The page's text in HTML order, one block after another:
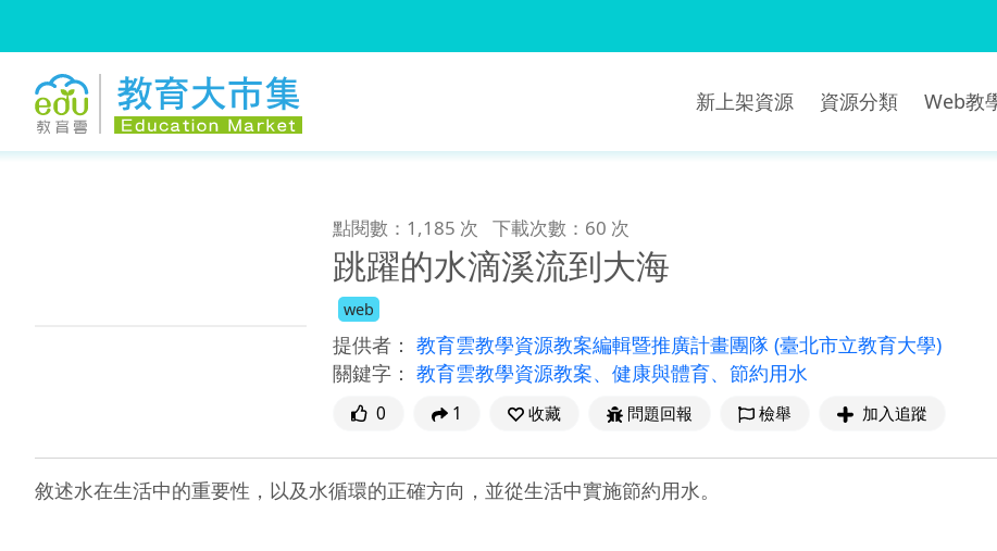
新上架資源 資源分類 Web教
點閱數：1,185 次 下載次數：60 次
跳躍的水滴溪流到大海
web
提供者： 教育雲教學資源教案編輯暨推廣計畫團隊 (臺北市立教育大學)
關鍵字： 教育雲教學資源教案、健康與體育、節約用水
0 1 收藏 問題回報 檢舉 加入追蹤
敘述水在生活中的重要性，以及水循環的正確方向，並從生活中實施節約用水。